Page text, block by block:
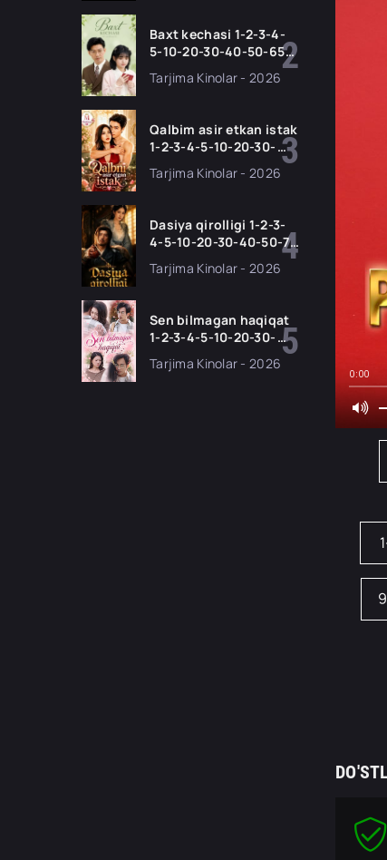
Baxt kechasi 1-2-3-4-
5-10-20-30-40-50-65
seriali uzbek tilida
Tarjima Kinolar - 2026
Qalbim asir etkan istak
1-2-3-4-5-10-20-30-
50-60-70-80-90 Qism
drama koreya seriali
skachat
Tarjima Kinolar - 2026
Dasiya qirolligi 1-2-3-
4-5-10-20-30-40-50-70
seriali uzbek tilida
Tarjima Kinolar - 2026
Sen bilmagan haqiqat
1-2-3-4-5-10-20-30-
50-60-70-80-90 Qism
drama koreya seriali
Tarjima Kinolar - 2026
0:00